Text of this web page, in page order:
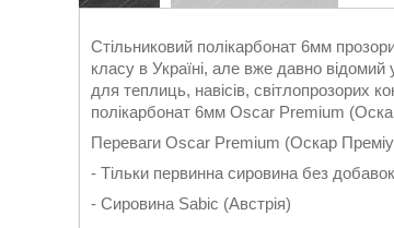
Стільниковий полікарбонат 6мм
класу в Україні, але вже давно
для теплиць, навісів, світлопрозорих
полікарбонат 6мм Oscar Premium
Переваги Oscar Premium (Оскар
- Тільки первинна сировина без добавок
- Сировина Sabic (Австрія)